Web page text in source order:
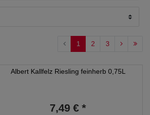
1 2 3
Albert Kallfelz Riesling feinherb 0,75L
7,49 € *